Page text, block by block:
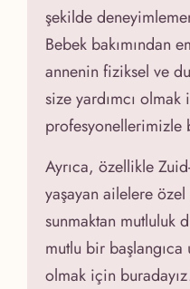
şekilde
Bebek bakımından
annenin fiziksel ve
size yardımcı
profesyonellerimizle
Ayrıca, özellikle
yaşayan ailelere
sunmaktan mutluluk
mutlu bir başlangıca
olmak için